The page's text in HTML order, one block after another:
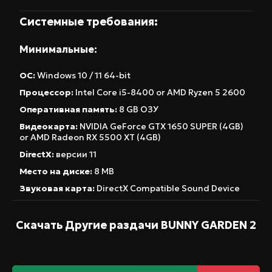
как гости становятся чуть подвыпившими,
неожиданные моменты. Каждый персонаж
имеет свою песню, и живые выступления на
сцене добавляют драматизма и динамики.
Геймплей сочетает диалоги с вариативностью
прохождения: ваши решения и темп общения
определяют характер сцены, возможные
концовки и повторяемость эпизодов, что
заставляет возвращаться за новыми
сочетаниями выбора и эмоций. Ключевые
за счёт сочетания романтического нарратива и
социальной симуляции, где уникальные
от других проектов — это не просто линейная
Системные требования:
Минимальные:
ОС:Windows 10 / 11 64-bit
Процессор: Intel Core i5-8400 or AMD Ryzen 5 2600
Оперативная память: 8 GB ОЗУ
Видеокарта: NVIDIA GeForce GTX 1650 SUPER (4GB)
or AMD Radeon RX 5500 XT (4GB)
DirectX: версии 11
Место на диске: 8 MB
Звуковая карта: DirectX Compatible Sound Device
Скачать Другие раздачи BUNNY GARDEN 2